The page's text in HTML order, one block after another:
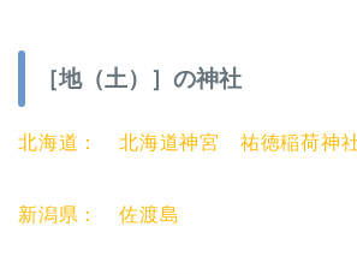
［地（土）］の神社
北海道： 北海道神宮 祐徳稲荷神
新潟県： 佐渡島